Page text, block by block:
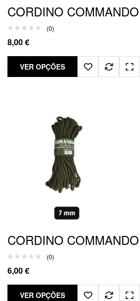
CORDINO
(0)
8,00€
VER OPÇÕES
CORDINO
(0)
6,00€
VER OPÇÕES